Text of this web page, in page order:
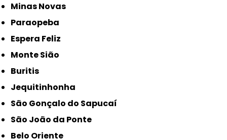
Minas Novas
Paraopeba
Espera Feliz
Monte Sião
Buritis
Jequitinhonha
São Gonçalo do Sapucaí
São João da Ponte
Belo Oriente